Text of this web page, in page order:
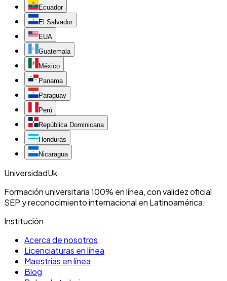
Ecuador
El Salvador
EUA
Guatemala
México
Panama
Paraguay
Perú
República Dominicana
Honduras
Nicaragua
UniversidadUk
Formación universitaria 100% en línea, con validez oficial
SEP y reconocimiento internacional en Latinoamérica.
Institución
Acerca de nosotros
Licenciaturas en línea
Maestrías en línea
Blog